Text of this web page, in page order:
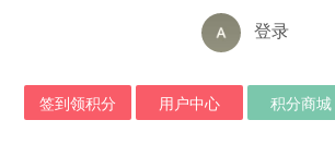
登录
签到领积分 用户中心 积分商城